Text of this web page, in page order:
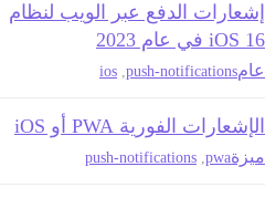
إشعارات الدفع عبر الويب لنظام
iOS 16 في عام 2023
عامpush-notifications
ios
الإشعارات الفورية PWA أو iOS
ميزةpwa
push-notifications